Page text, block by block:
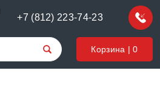
+7 (812) 223-74-23
Корзина |0